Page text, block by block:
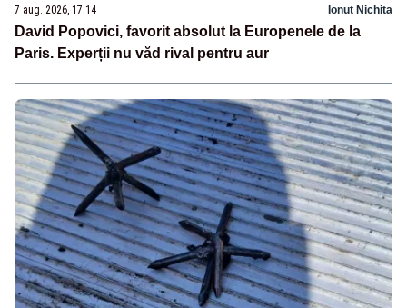
7 aug. 2026, 17:14 Ionuț Nichita
David Popovici, favorit absolut la Europenele de la
Paris. Experții nu văd rival pentru aur